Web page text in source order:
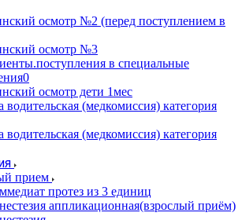
осмотр №2 (перед поступлением в
осмотр №3
в специальные
осмотр дети 1мес
водительская (медкомиссия) категория
водительская (медкомиссия) категория
прием
протез из 3 единиц
аппликационная(взрослый приём)